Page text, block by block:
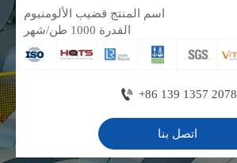
اسم المنتج قضيب الألومنيوم
القدرة 1000 طن/شهر
 +86 139 1357 2078
اتصل بنا